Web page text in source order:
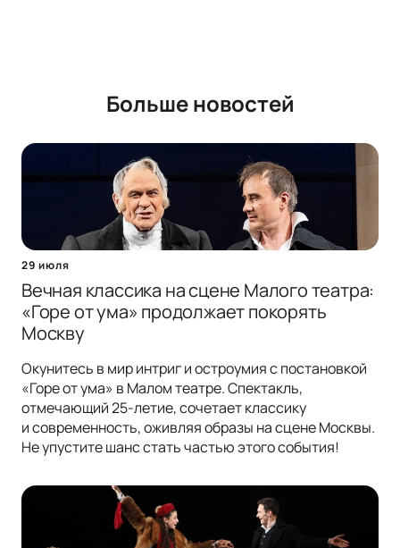
Больше новостей
29 июля
Вечная классика на сцене Малого театра:
«Горе от ума» продолжает покорять
Москву
Окунитесь в мир интриг и остроумия с постановкой
«Горе от ума» в Малом театре. Спектакль,
отмечающий 25-летие, сочетает классику
и современность, оживляя образы на сцене Москвы.
Не упустите шанс стать частью этого события!